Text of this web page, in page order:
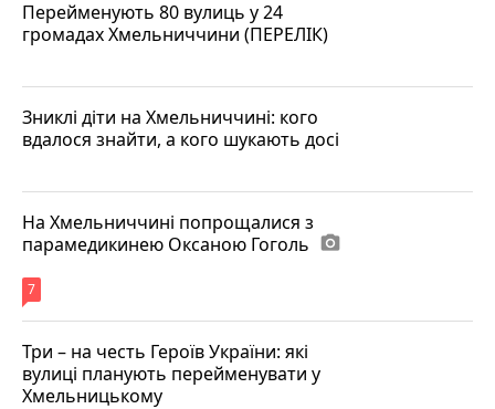
Перейменують 80 вулиць у 24
громадах Хмельниччини (ПЕРЕЛІК)
Зниклі діти на Хмельниччині: кого
вдалося знайти, а кого шукають досі
На Хмельниччині попрощалися з
парамедикинею Оксаною Гоголь photo_camera
7
Три – на честь Героїв України: які
вулиці планують перейменувати у
Хмельницькому